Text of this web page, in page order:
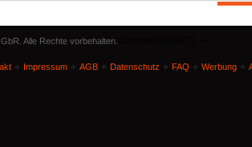
Alle Rechte vorbehalten.
Impressum AGB Datenschutz FAQ Werbung